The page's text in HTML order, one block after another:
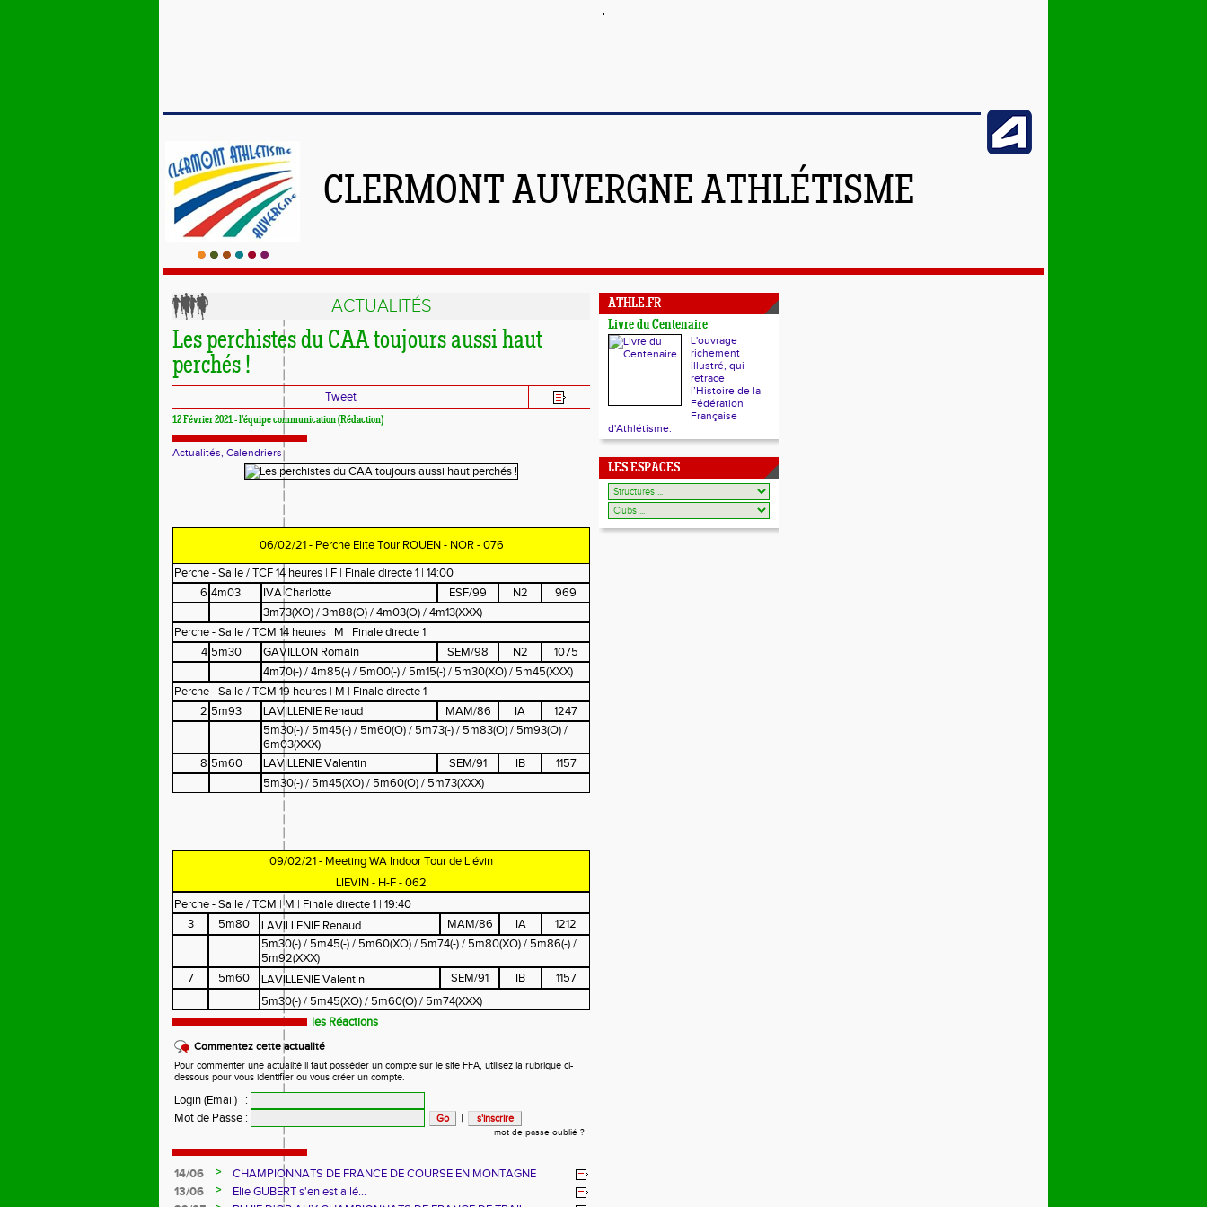
CLERMONT AUVERGNE ATHLÉTISME
ACTUALITÉS
Les perchistes du CAA toujours aussi haut
perchés !
Tweet
12 Février 2021 - l'équipe communication (Rédaction)
Actualités, Calendriers
06/02/21 - Perche Elite Tour ROUEN - NOR - 076
Perche - Salle / TCF 14 heures | F | Finale directe 1 | 14:00
6 4m03 IVA Charlotte ESF/99 N2
969
3m73(XO) / 3m88(O) / 4m03(O) / 4m13(XXX)
Perche - Salle / TCM 14 heures | M | Finale directe 1
4 5m30 GAVILLON Romain SEM/98 N2
1075
4m70(-) / 4m85(-) / 5m00(-) / 5m15(-) / 5m30(XO) / 5m45(XXX)
Perche - Salle / TCM 19 heures | M | Finale directe 1
2 5m93 LAVILLENIE Renaud MAM/86 IA
1247
5m30(-) / 5m45(-) / 5m60(O) / 5m73(-) / 5m83(O) / 5m93(O) /
6m03(XXX)
8 5m60 LAVILLENIE Valentin SEM/91 IB
1157
5m30(-) / 5m45(XO) / 5m60(O) / 5m73(XXX)
09/02/21 - Meeting WA Indoor Tour de Liévin
LIEVIN - H-F - 062
Perche - Salle / TCM | M | Finale directe 1 | 19:40
3
5m80 LAVILLENIE Renaud MAM/86 IA
1212
5m30(-) / 5m45(-) / 5m60(XO) / 5m74(-) / 5m80(XO) / 5m86(-) /
5m92(XXX)
7
5m60 LAVILLENIE Valentin SEM/91 IB
1157
5m30(-) / 5m45(XO) / 5m60(O) / 5m74(XXX)
les Réactions
Commentez cette actualité
Pour commenter une actualité il faut posséder un compte sur le site FFA, utilisez la rubrique ci-
dessous pour vous identifier ou vous créer un compte.
Login (Email)
:
Mot de Passe : |
mot de passe oublié ?
14/06 >
CHAMPIONNATS DE FRANCE DE COURSE EN MONTAGNE
13/06
>
Elie GUBERT s'en est allé...
ATHLE.FR
Livre du Centenaire
L'ouvrage
richement
illustré, qui
retrace
l’Histoire de la
Fédération
Française
d'Athlétisme.
LES ESPACES